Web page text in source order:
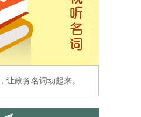
政务名词动起来。